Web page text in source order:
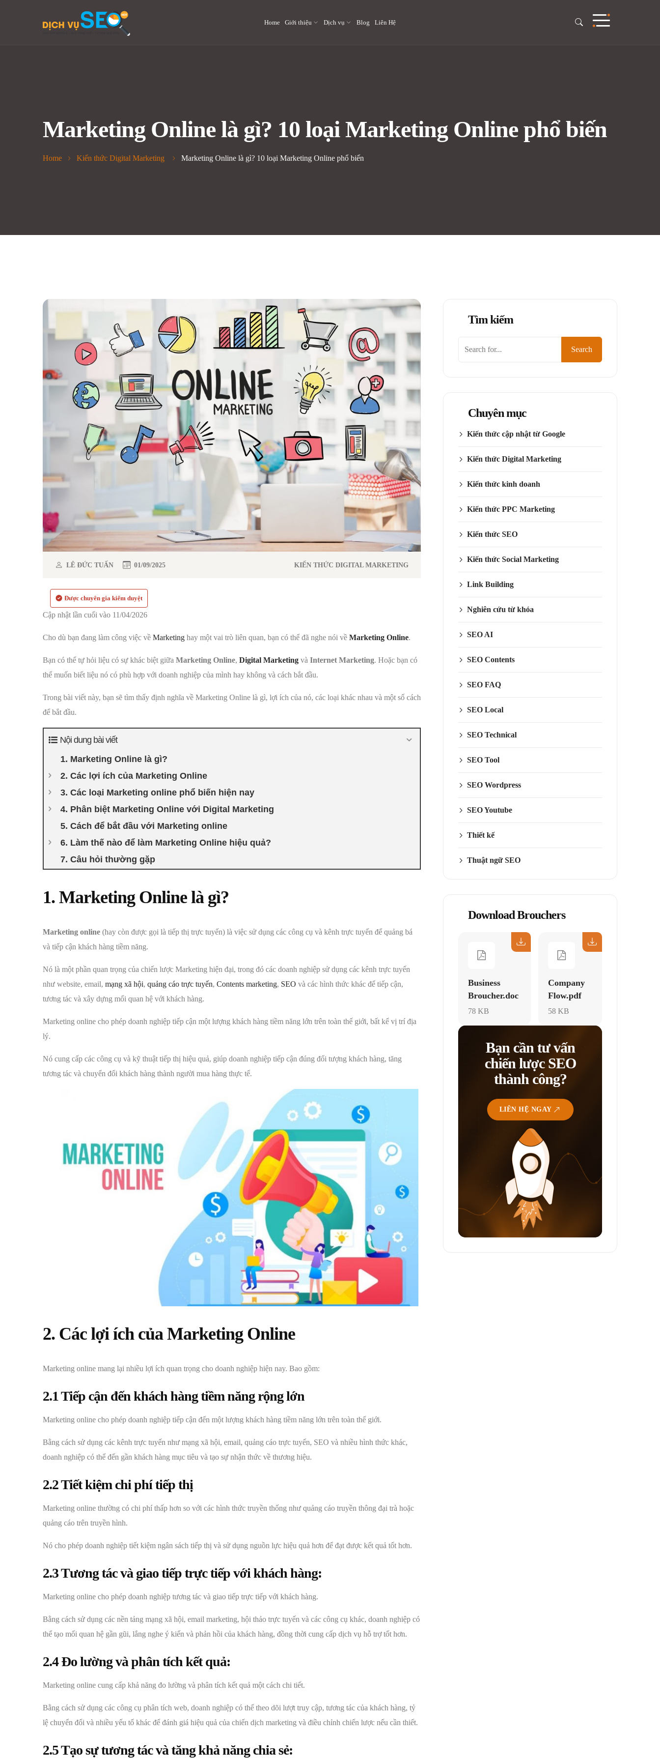
Home Giới thiệu Dịch vụ Blog Liên Hệ
Marketing Online là gì? 10 loại Marketing Online phổ biến
Home Kiến thức Digital Marketing Marketing Online là gì? 10 loại Marketing Online phổ biến
LÊ ĐỨC TUẤN 01/09/2025 KIẾN THỨC DIGITAL MARKETING
Được chuyên gia kiểm duyệt
Cập nhật lần cuối vào 11/04/2026
Cho dù bạn đang làm công việc về Marketing hay một vai trò liên quan, bạn có thể đã nghe nói về Marketing Online.
Bạn có thể tự hỏi liệu có sự khác biệt giữa Marketing Online, Digital Marketing và Internet Marketing. Hoặc bạn có
thể muốn biết liệu nó có phù hợp với doanh nghiệp của mình hay không và cách bắt đầu.
Trong bài viết này, bạn sẽ tìm thấy định nghĩa về Marketing Online là gì, lợi ích của nó, các loại khác nhau và một số cách
để bắt đầu.
Nội dung bài viết
1. Marketing Online là gì?
2. Các lợi ích của Marketing Online
3. Các loại Marketing online phổ biến hiện nay
4. Phân biệt Marketing Online với Digital Marketing
5. Cách để bắt đầu với Marketing online
6. Làm thế nào để làm Marketing Online hiệu quả?
7. Câu hỏi thường gặp
1. Marketing Online là gì?
Marketing online (hay còn được gọi là tiếp thị trực tuyến) là việc sử dụng các công cụ và kênh trực tuyến để quảng bá
và tiếp cận khách hàng tiềm năng.
Nó là một phần quan trọng của chiến lược Marketing hiện đại, trong đó các doanh nghiệp sử dụng các kênh trực tuyến
như website, email, mạng xã hội, quảng cáo trực tuyến, Contents marketing, SEO và các hình thức khác để tiếp cận,
tương tác và xây dựng mối quan hệ với khách hàng.
Marketing online cho phép doanh nghiệp tiếp cận một lượng khách hàng tiềm năng lớn trên toàn thế giới, bất kể vị trí địa
lý.
Nó cung cấp các công cụ và kỹ thuật tiếp thị hiệu quả, giúp doanh nghiệp tiếp cận đúng đối tượng khách hàng, tăng
tương tác và chuyển đổi khách hàng thành người mua hàng thực tế.
2. Các lợi ích của Marketing Online
Marketing online mang lại nhiều lợi ích quan trọng cho doanh nghiệp hiện nay. Bao gồm:
2.1 Tiếp cận đến khách hàng tiềm năng rộng lớn
Marketing online cho phép doanh nghiệp tiếp cận đến một lượng khách hàng tiềm năng lớn trên toàn thế giới.
Bằng cách sử dụng các kênh trực tuyến như mạng xã hội, email, quảng cáo trực tuyến, SEO và nhiều hình thức khác,
doanh nghiệp có thể đến gần khách hàng mục tiêu và tạo sự nhận thức về thương hiệu.
2.2 Tiết kiệm chi phí tiếp thị
Marketing online thường có chi phí thấp hơn so với các hình thức truyền thống như quảng cáo truyền thông đại trà hoặc
quảng cáo trên truyền hình.
Nó cho phép doanh nghiệp tiết kiệm ngân sách tiếp thị và sử dụng nguồn lực hiệu quả hơn để đạt được kết quả tốt hơn.
2.3 Tương tác và giao tiếp trực tiếp với khách hàng:
Marketing online cho phép doanh nghiệp tương tác và giao tiếp trực tiếp với khách hàng.
Bằng cách sử dụng các nền tảng mạng xã hội, email marketing, hội thảo trực tuyến và các công cụ khác, doanh nghiệp có
thể tạo mối quan hệ gần gũi, lắng nghe ý kiến và phản hồi của khách hàng, đồng thời cung cấp dịch vụ hỗ trợ tốt hơn.
2.4 Đo lường và phân tích kết quả:
Marketing online cung cấp khả năng đo lường và phân tích kết quả một cách chi tiết.
Bằng cách sử dụng các công cụ phân tích web, doanh nghiệp có thể theo dõi lượt truy cập, tương tác của khách hàng, tỷ
lệ chuyển đổi và nhiều yếu tố khác để đánh giá hiệu quả của chiến dịch marketing và điều chỉnh chiến lược nếu cần thiết.
2.5 Tạo sự tương tác và tăng khả năng chia sẻ:
Tìm kiếm
Search
Chuyên mục
Kiến thức cập nhật từ Google
Kiến thức Digital Marketing
Kiến thức kinh doanh
Kiến thức PPC Marketing
Kiến thức SEO
Kiến thức Social Marketing
Link Building
Nghiên cứu từ khóa
SEO AI
SEO Contents
SEO FAQ
SEO Local
SEO Technical
SEO Tool
SEO Wordpress
SEO Youtube
Thiết kế
Thuật ngữ SEO
Download Brouchers
Business
Broucher.doc
78 KB
Company
Flow.pdf
58 KB
Bạn cần tư vấn
chiến lược SEO
thành công?
LIÊN HỆ NGAY